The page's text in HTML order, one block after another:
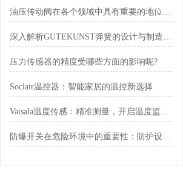
油压传动阀在各个领域中具有重要的地位和优势
深入解析GUTEKUNST弹簧的设计与制造工艺
压力传感器的精度受哪些方面的影响呢?
Soclair温控器：智能家居的温控新选择
Vaisala温度传感：精准测量，开启温度监测新境界
防爆开关在危险环境中的重要性：防护设计与标准解读